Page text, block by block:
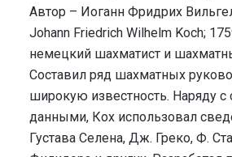
Автор – Иоганн Фридрих
Johann Friedrich Wilhelm Koch;
немецкий шахматист и
Составил ряд шахматных
широкую известность. Наряду
данными, Кох использовал
Густава Селена, Дж. Греко, Ф.